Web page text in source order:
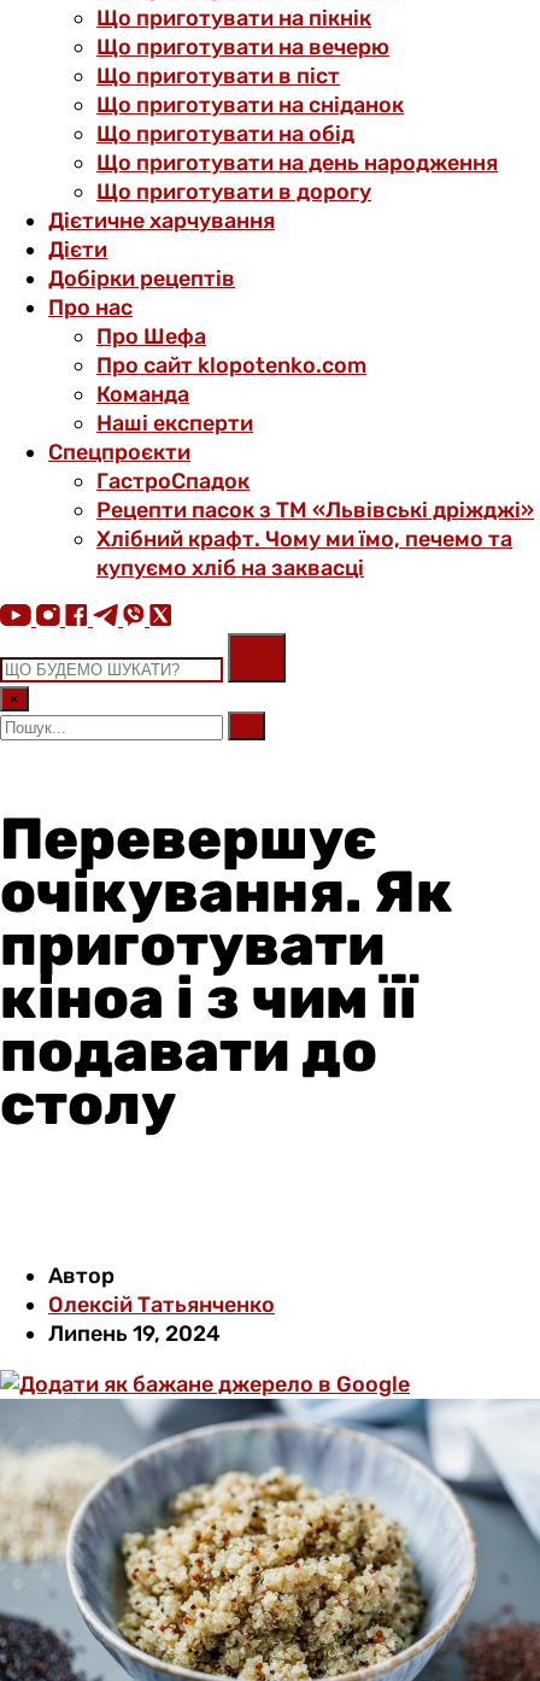
Що приготувати на пікнік
Що приготувати на вечерю
Що приготувати в піст
Що приготувати на сніданок
Що приготувати на обід
Що приготувати на день народження
Що приготувати в дорогу
Дієтичне харчування
Дієти
Добірки рецептів
Про нас
Про Шефа
Про сайт klopotenko.com
Команда
Наші експерти
Спецпроєкти
ГастроСпадок
Рецепти пасок з ТМ «Львівські дріжджі»
Хлібний крафт. Чому ми їмо, печемо та
купуємо хліб на заквасці
×
Перевершує
очікування. Як
приготувати
кіноа і з чим її
подавати до
столу
Автор
Олексій Татьянченко
Липень 19, 2024